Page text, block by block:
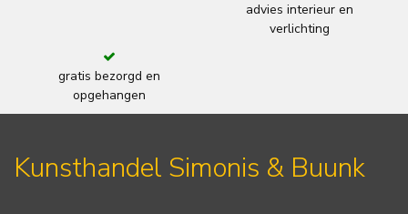
advies interieur en
verlichting
gratis bezorgd en
opgehangen
Kunsthandel Simonis & Buunk